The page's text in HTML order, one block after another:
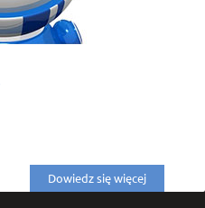
Dowiedz się więcej